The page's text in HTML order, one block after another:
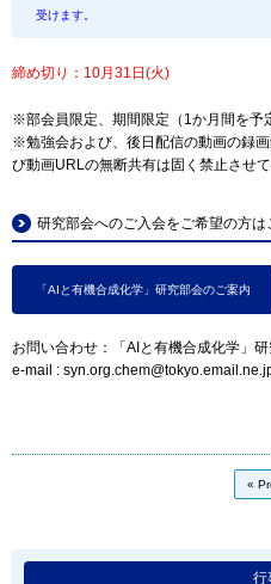
受けます。
締め切り：10月31日(火)
※部会員限定、期間限定（1か月間を予
※勉強会および、後日配信の動画の録
び動画URLの無断共有は固く禁止させて
研究部会へのご入会をご希望の方は
「AIと有機合成化学」研究部会のご案内
お問い合わせ：「AIと有機合成化学」
e-mail :
«
行